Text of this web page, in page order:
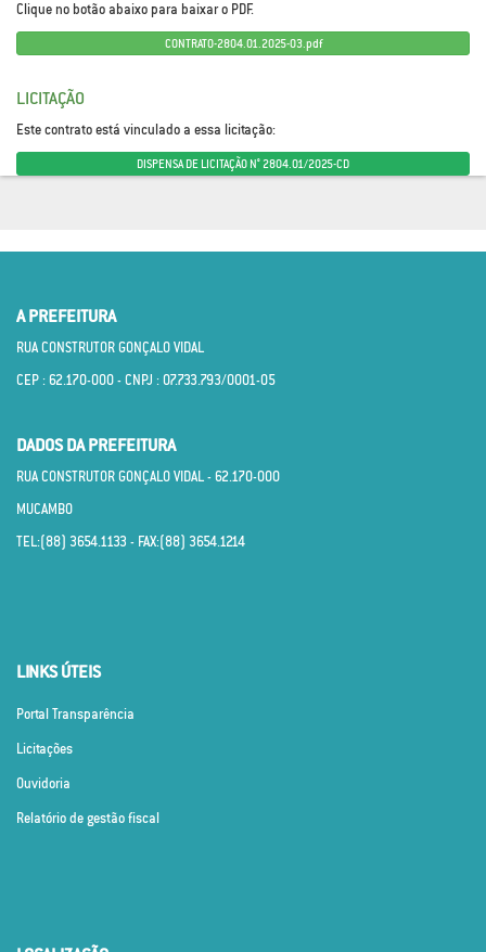
Clique no botão abaixo para baixar o PDF.
CONTRATO-2804.01.2025-03.pdf
LICITAÇÃO
Este contrato está vinculado a essa licitação:
DISPENSA DE LICITAÇÃO N° 2804.01/2025-CD
A PREFEITURA
RUA CONSTRUTOR GONÇALO VIDAL
CEP : 62.170­-000 - CNPJ : 07.733.793/0001­-05
DADOS DA PREFEITURA
RUA CONSTRUTOR GONÇALO VIDAL - 62.170­-000
MUCAMBO
TEL:(88) 3654.1133 - FAX:(88) 3654.1214
LINKS ÚTEIS
Portal Transparência
Licitações
Ouvidoria
Relatório de gestão fiscal